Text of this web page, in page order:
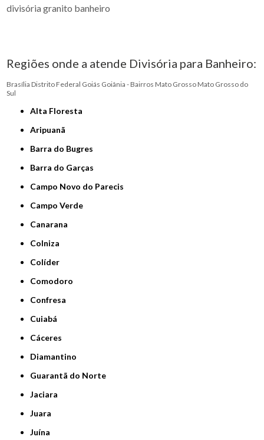
divisória granito banheiro
Regiões onde a atende Divisória para Banheiro:
Brasília Distrito Federal Goiás Goiânia - Bairros Mato Grosso Mato Grosso do
Sul
Alta Floresta
Aripuanã
Barra do Bugres
Barra do Garças
Campo Novo do Parecis
Campo Verde
Canarana
Colniza
Colíder
Comodoro
Confresa
Cuiabá
Cáceres
Diamantino
Guarantã do Norte
Jaciara
Juara
Juína